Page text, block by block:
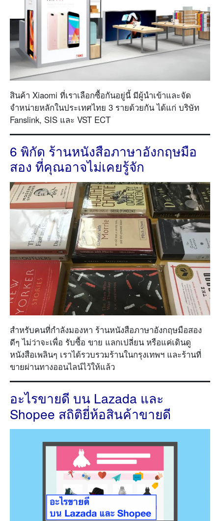
สินค้า Xiaomi ที่เราเลือกซื้อกันอยู่นี้ มีผู้นำเข้าและจัด
จำหน่ายหลักในประเทศไทย 3 รายด้วยกัน ได้แก่ บริษัท
Fanslink, SIS และ VST ECT
6 พิกัด ร้านหนังสือภาษาอังกฤษมือ
สอง ที่คุณอาจไม่เคยรู้จัก
สำหรับคนที่กำลังมองหา ร้านหนังสือภาษาอังกฤษมือสอง
ดีๆ ไม่ว่าจะเพื่อ รับซื้อ ขาย แลกเปลี่ยน หรือแค่เดินดู
หนังสือเพลินๆ เราได้รวบรวมร้านในกรุงเทพฯ และร้านที่
ขายผ่านทางออนไลน์ไว้ให้แล้ว
อะไรขายดี บน Lazada และ
Shopee สถิติยี่ห้อสินค้าขายดี